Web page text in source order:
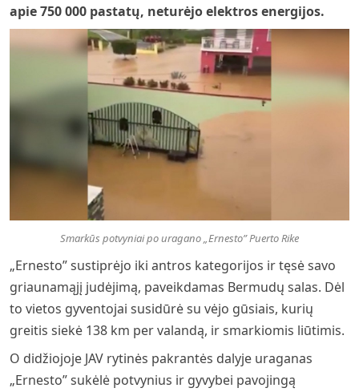
apie 750 000 pastatų, neturėjo elektros energijos.
Smarkūs potvyniai po uragano „Ernesto” Puerto Rike
„Ernesto” sustiprėjo iki antros kategorijos ir tęsė savo
griaunamąjį judėjimą, paveikdamas Bermudų salas. Dėl
to vietos gyventojai susidūrė su vėjo gūsiais, kurių
greitis siekė 138 km per valandą, ir smarkiomis liūtimis.
O didžiojoje JAV rytinės pakrantės dalyje uraganas
„Ernesto” sukėlė potvynius ir gyvybei pavojingą